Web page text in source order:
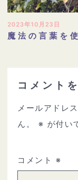
2023年10月23日
魔法の言葉を
コメント
メールアドレ
ん。
※ が付い
コメント ※